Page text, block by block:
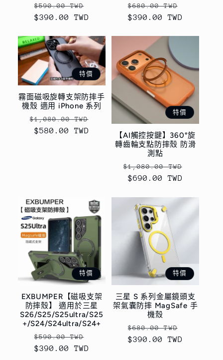
定
價
$590.00 TWD
$390.00 TWD
定
價
$680.00 TWD
$390.00 TWD
特價
霧面磁吸旋轉支架防摔手
機殼 適用 iPhone 系列
定
價
$1,080.00 TWD
$580.00 TWD
特價
【AI觸控按鍵】360°旋
轉齒輪支點防摔殼 防滑
測點
定
價
$1,080.00 TWD
$690.00 TWD
特價
EXBUMPER【磁吸支架
防摔殼】 適用於三星
S26/S25/S25ultra/S25
+/S24/S24ultra/S24+
定
價
$590.00 TWD
$390.00 TWD
特價
三星 S 系列金屬鏡頭支
架氣囊防摔 MagSafe 手
機殼
定
價
$680.00 TWD
$390.00 TWD